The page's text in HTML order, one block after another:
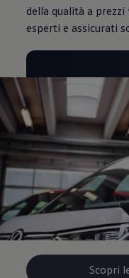
della qualità a
esperti e assicurati
Scopri